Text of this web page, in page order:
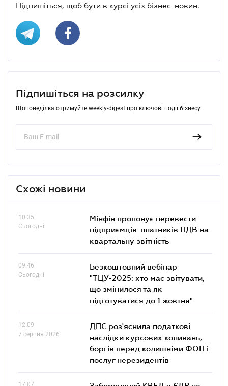
Підпишіться, щоб бути в курсі усіх бізнес-новин.
Підпишіться на розсилку
Щопонеділка отримуйте weekly-digest про ключові події бізнесу
Схожі новини
10.35
Сьогодні
Мінфін пропонує перевести
підприємців-платників ПДВ на
квартальну звітність
09.46
Сьогодні
Безкоштовний вебінар
"ТЦУ-2025: хто має звітувати,
що змінилося та як
підготуватися до 1 жовтня"
12.09
7 серпня 2026
ДПС роз'яснила податкові
наслідки курсових коливань,
боргів перед колишніми ФОП і
послуг нерезидентів
17.07